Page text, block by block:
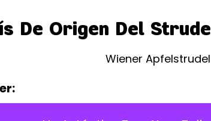
De Origen Del